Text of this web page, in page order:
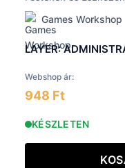
Games Workshop
LAYER:
Webshop ár:
948 Ft
KÉSZLETEN